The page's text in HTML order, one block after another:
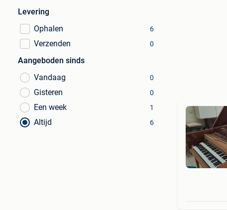
Levering
Ophalen
6
Verzenden 0
Aangeboden sinds
Vandaag
0
Gisteren 0
Een week 1
Altijd 6